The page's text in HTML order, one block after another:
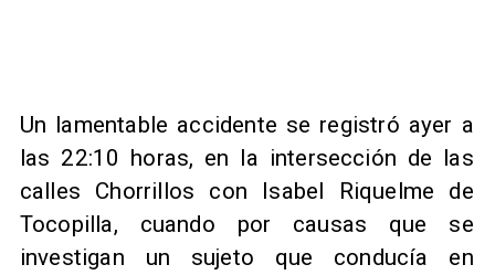
Un lamentable accidente se registró ayer a
las 22:10 horas, en la intersección de las
calles Chorrillos con Isabel Riquelme de
Tocopilla, cuando por causas que se
investigan un sujeto que conducía en